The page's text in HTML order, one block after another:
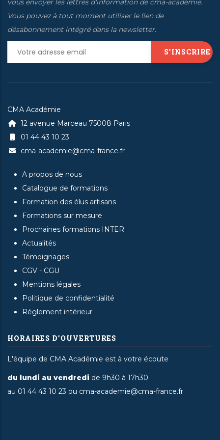
on
the
current
vous envoyer les lettres d'information de cma-académie.
Vous pouvez à tout moment utiliser le lien de
désabonnement intégré dans la newsletter.
CMA Académie
12 avenue Marceau 75008 Paris
01 44 43 10 23
cma-academie@cma-france.fr
A propos de nous
Catalogue de formations
Formation des élus artisans
Formations sur mesure
Prochaines formations INTER
Actualités
Témoignages
CGV - CGU
Mentions légales
Politique de confidentialité
Réglement intérieur
HORAIRES D'OUVERTURES
L'équipe de CMA Académie est à votre écoute
du lundi au vendredi de 9h30 à 17h30
au 01 44 43 10 23 ou cma-academie@cma-france.fr